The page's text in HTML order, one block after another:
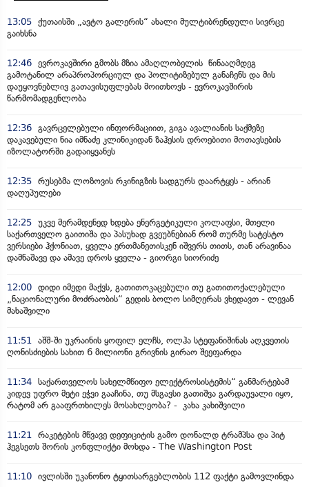
13:05 ქუთაისში „ავტო გალერის“ ახალი მულტიბრენდული სივრცე
გაიხსნა
12:46 ევროკავშირი გმობს მზია ამაღლობელის წინააღმდეგ
გამოტანილ არაპროპორციულ და პოლიტიზებულ განაჩენს და მის
დაუყოვნებლივ გათავისუფლებას მოითხოვს - ევროკავშირის
წარმომადგენლობა
12:36 გავრცელებული ინფორმაციით, გიგა ავალიანის საქმეზე
დაკავებული ნია იმნაძე კლინიკიდან ზაჰესის დროებითი მოთავსების
იზოლატორში გადაიყვანეს
12:35 რუსებმა ლოზოვის რკინიგზის სადგურს დაარტყეს - არიან
დაღუპულები
12:25 უკვე მერამდენედ ხდება ენერგეტიკული კოლაფსი, მთელი
საქართველო გაითიშა და პასუხად გვეუბნებიან რომ თურმე სატესტო
ვერსიები ჰქონიათ, ყველა ერთმანეთისკენ იშვერს თითს, თან არავინაა
დამნაშავე და ამავე დროს ყველა - გიორგი სიორიძე
12:00 დიდი იმედი მაქვს, გათითოკაცებული თუ გათითოქალებული
„ნაციონალური მოძრაობის“ გედის ბოლო სიმღერას ვხედავთ - ლევან
მახაშვილი
11:51
აშშ-ში უკრაინის ყოფილ ელჩს, ოლჰა სტეფანიშინას აღკვეთის
ღონისძიების სახით 6 მილიონი გრივნის გირაო შეეფარდა
11:34 საქართველოს სახელმწიფო ელექტროსისტემის“ განმარტებამ
კიდევ უფრო მეტი ეჭვი გააჩინა, თუ მსგავსი გათიშვა გარდაუვალი იყო,
რატომ არ გააფრთხილეს მოსახლეობა? - კახა კახიშვილი
11:21
რაკეტების მწვავე დეფიციტის გამო დონალდ ტრამპსა და პიტ
ჰეგსეთს შორის კონფლიქტი მოხდა - The Washington Post
11:10 ივლისში უკანონო ტყითსარგებლობის 112 ფაქტი გამოვლინდა